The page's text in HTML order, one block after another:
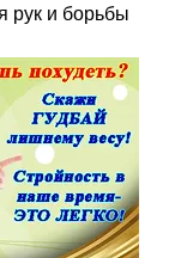
рук и борьбы